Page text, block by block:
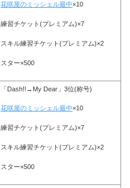
花咲屋のミッシェル最中×10
練習チケット(プレミアム)×7
スキル練習チケット(プレミアム)×2
スター×500
「Dash!!→My Dear」3位(称号)
花咲屋のミッシェル最中×10
練習チケット(プレミアム)×7
スキル練習チケット(プレミアム)×2
スター×500